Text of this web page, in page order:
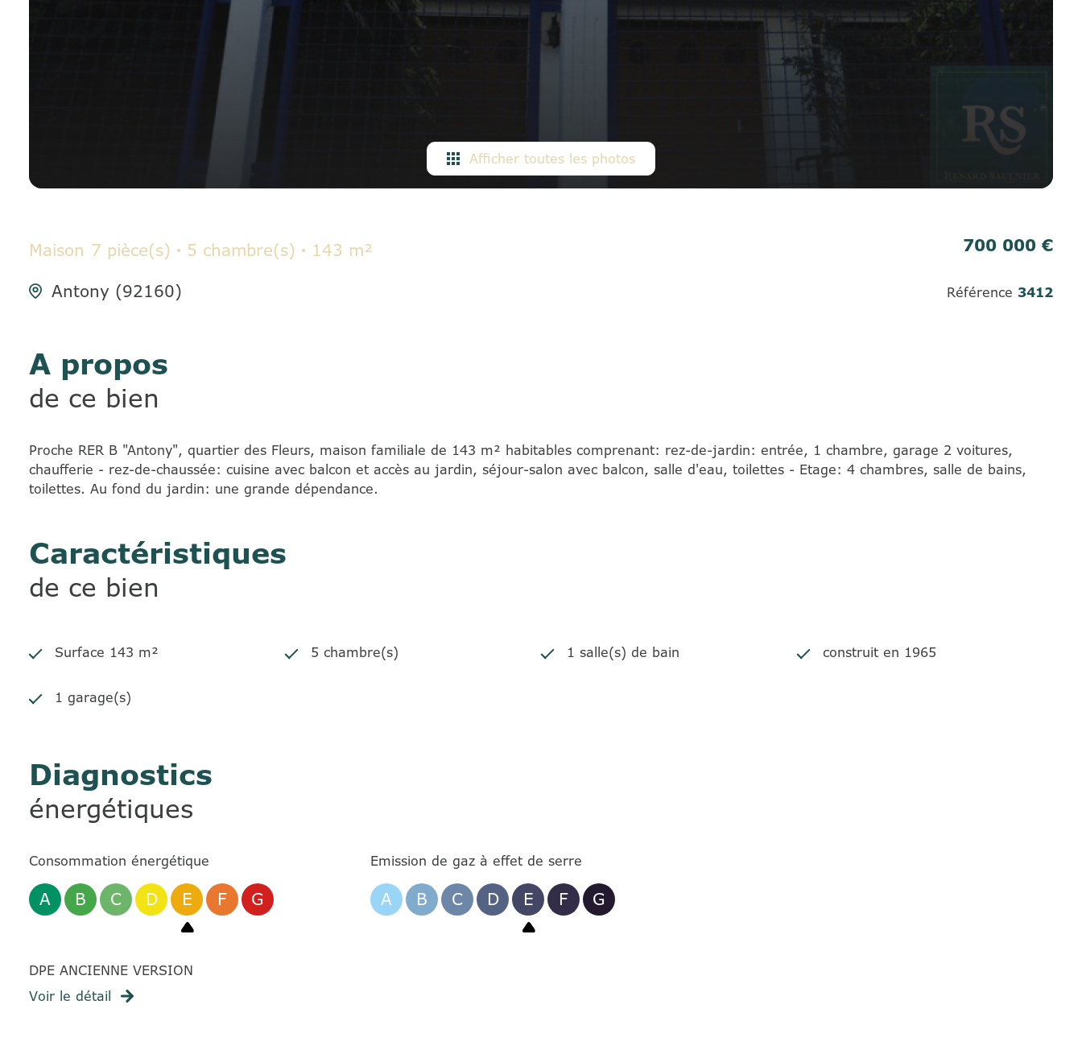
Afficher toutes les photos
Maison 7 pièce(s) 5 chambre(s)
143 m²
Antony (92160)
700 000 €
Référence 3412
A propos
de ce bien
Proche RER B "Antony", quartier des Fleurs, maison familiale de 143 m² habitables comprenant: rez-de-jardin: entrée, 1 chambre, garage 2 voitures,
chaufferie - rez-de-chaussée: cuisine avec balcon et accès au jardin, séjour-salon avec balcon, salle d'eau, toilettes - Etage: 4 chambres, salle de bains,
toilettes. Au fond du jardin: une grande dépendance.
Caractéristiques
de ce bien
Surface 143 m² 5 chambre(s) 1 salle(s) de bain construit en 1965
1 garage(s)
Diagnostics
énergétiques
Consommation énergétique
A B C D E F G
Emission de gaz à effet de serre
A B C D E F G
DPE ANCIENNE VERSION
Voir le détail